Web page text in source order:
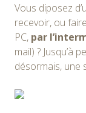
Vous diposez
recevoir, ou
PC, par
mail) ? Jusqu’à
désormais, une